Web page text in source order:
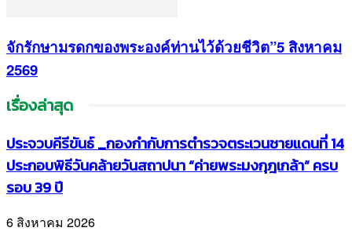
จักรักษามรดกของพระองค์ท่านไว้ด้วยชีวิต”5 สิงหาคม
2569
เรื่องล่าสุด
ประจวบคีรีขันธ์ _กองกำกับการตำรวจตระเวนชายแดนที่ 14
ประกอบพิธีวันคล้ายวันสถาปนา “ค่ายพระมงกุฎเกล้า” ครบ
รอบ 39 ปี
6 สิงหาคม 2026